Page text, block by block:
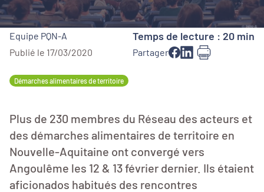
Equipe PQN-A
Publié le 17/03/2020
Temps de lecture : 20 min
Partager
Démarches alimentaires de territoire
Plus de 230 membres du Réseau des acteurs et
des démarches alimentaires de territoire en
Nouvelle-Aquitaine ont convergé vers
Angoulême les 12 & 13 février dernier. Ils étaient
aficionados habitués des rencontres